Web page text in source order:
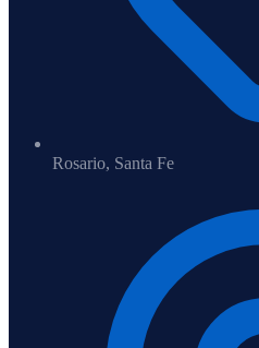
Rosario, Santa Fe